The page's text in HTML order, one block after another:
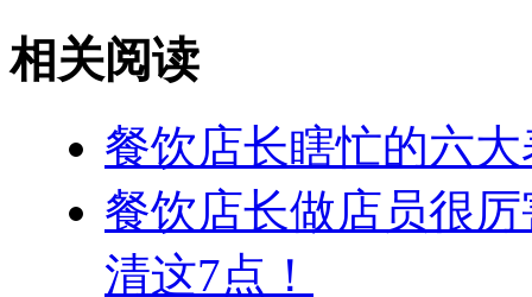
相关阅读
餐饮店长瞎忙的六
餐饮店长做店员很
清这7点！